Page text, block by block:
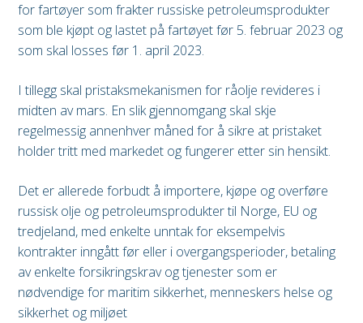
for fartøyer som frakter russiske petroleumsprodukter
som ble kjøpt og lastet på fartøyet før 5. februar 2023 og
som skal losses før 1. april 2023.
I tillegg skal pristaksmekanismen for råolje revideres i
midten av mars. En slik gjennomgang skal skje
regelmessig annenhver måned for å sikre at pristaket
holder tritt med markedet og fungerer etter sin hensikt.
Det er allerede forbudt å importere, kjøpe og overføre
russisk olje og petroleumsprodukter til Norge, EU og
tredjeland, med enkelte unntak for eksempelvis
kontrakter inngått før eller i overgangsperioder, betaling
av enkelte forsikringskrav og tjenester som er
nødvendige for maritim sikkerhet, menneskers helse og
sikkerhet og miljøet